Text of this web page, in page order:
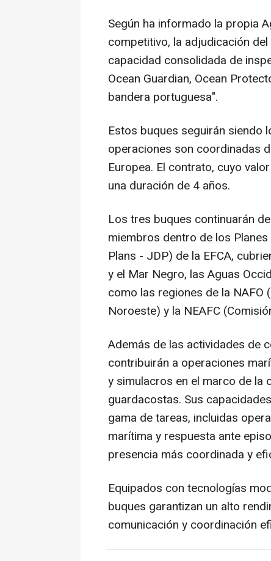
Según ha informado la propia
competitivo, la adjudicación
capacidad consolidada de
Ocean Guardian, Ocean
bandera portuguesa".
Estos buques seguirán siendo
operaciones son coordinadas
Europea. El contrato, cuyo
una duración de 4 años.
Los tres buques continuarán
miembros dentro de los
Plans - JDP) de la EFCA,
y el Mar Negro, las Aguas
como las regiones de la NAFO
Noroeste) y la NEAFC
Además de las actividades de
contribuirán a operaciones
y simulacros en el marco de
guardacostas. Sus
gama de tareas, incluidas
marítima y respuesta ante
presencia más coordinada y
Equipados con tecnologías
buques garantizan un alto
comunicación y coordinación